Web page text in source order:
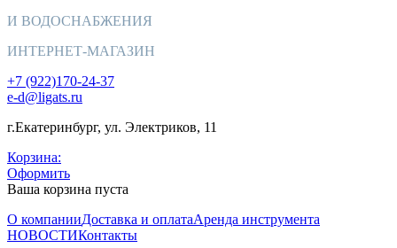
И ВОДОСНАБЖЕНИЯ
ИНТЕРНЕТ-МАГАЗИН
+7 (922)170-24-37
e-d@ligats.ru
г.Екатеринбург, ул. Электриков, 11
Корзина:
Оформить
Ваша корзина пуста
О компанииДоставка и оплатаАренда инструмента
НОВОСТИКонтакты